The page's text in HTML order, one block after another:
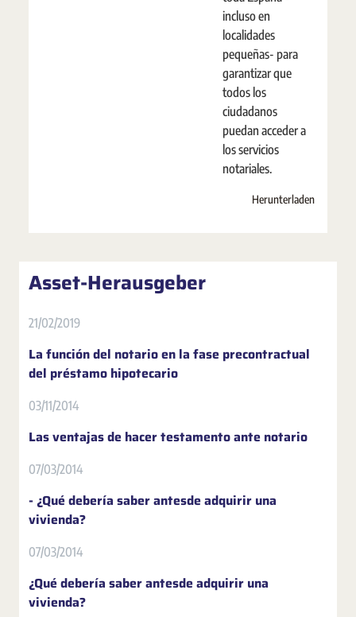
incluso en
localidades
pequeñas- para
garantizar que
todos los
ciudadanos
puedan acceder a
los servicios
notariales.
Herunterladen
Asset-Herausgeber
21/02/2019
La función del notario en la fase precontractual
del préstamo hipotecario
03/11/2014
Las ventajas de hacer testamento ante notario
07/03/2014
- ¿Qué debería saber antesde adquirir una
vivienda?
07/03/2014
¿Qué debería saber antesde adquirir una
vivienda?